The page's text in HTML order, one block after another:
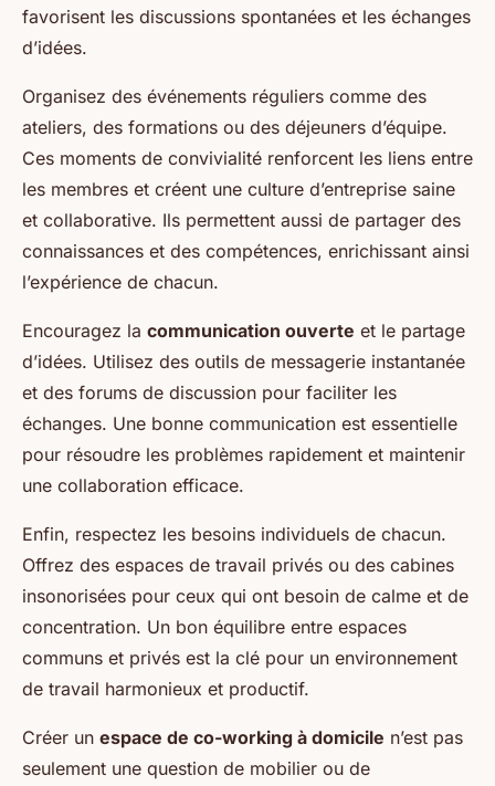
favorisent les discussions spontanées et les échanges
d’idées.
Organisez des événements réguliers comme des
ateliers, des formations ou des déjeuners d’équipe.
Ces moments de convivialité renforcent les liens entre
les membres et créent une culture d’entreprise saine
et collaborative. Ils permettent aussi de partager des
connaissances et des compétences, enrichissant ainsi
l’expérience de chacun.
Encouragez la communication ouverte et le partage
d’idées. Utilisez des outils de messagerie instantanée
et des forums de discussion pour faciliter les
échanges. Une bonne communication est essentielle
pour résoudre les problèmes rapidement et maintenir
une collaboration efficace.
Enfin, respectez les besoins individuels de chacun.
Offrez des espaces de travail privés ou des cabines
insonorisées pour ceux qui ont besoin de calme et de
concentration. Un bon équilibre entre espaces
communs et privés est la clé pour un environnement
de travail harmonieux et productif.
Créer un espace de co-working à domicile n’est pas
seulement une question de mobilier ou de